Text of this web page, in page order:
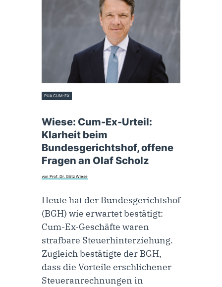
PUA CUM-EX
Wiese: Cum-Ex-Urteil:
Klarheit beim
Bundesgerichtshof, offene
Fragen an Olaf Scholz
von Prof. Dr. Götz Wiese
Heute hat der Bundesgerichtshof
(BGH) wie erwartet bestätigt:
Cum-Ex-Geschäfte waren
strafbare Steuerhinterziehung.
Zugleich bestätigte der BGH,
dass die Vorteile erschlichener
Steueranrechnungen in